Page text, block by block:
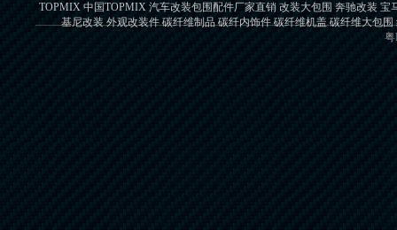
TOPMIX 中国TOPMIX 汽车改装包围配件厂家直销 改装大包围 奔驰改装
基尼改装 外观改装件 碳纤维制品 碳纤内饰件 碳纤维机盖 碳纤维大包
粤